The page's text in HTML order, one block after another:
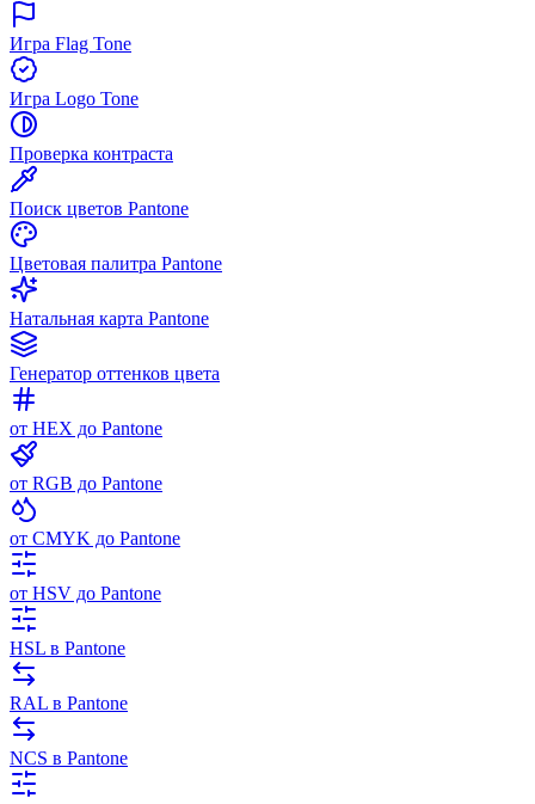
Игра Flag Tone
Игра Logo Tone
Проверка контраста
Поиск цветов Pantone
Цветовая палитра Pantone
Натальная карта Pantone
Генератор оттенков цвета
от HEX до Pantone
от RGB до Pantone
от CMYK до Pantone
от HSV до Pantone
HSL в Pantone
RAL в Pantone
NCS в Pantone